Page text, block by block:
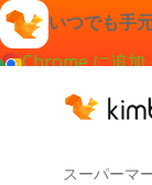
いつでも手
Chrome に追加
スーパーマ